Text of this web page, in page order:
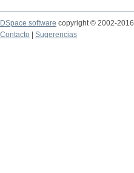
DSpace software copyright © 2002-2016
Contacto
Sugerencias